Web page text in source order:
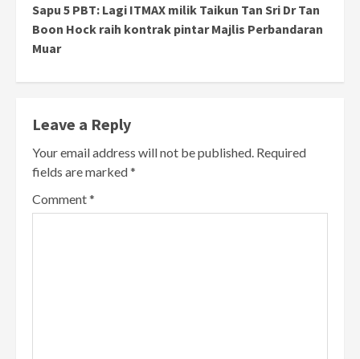
Sapu 5 PBT: Lagi ITMAX milik Taikun Tan Sri Dr Tan
Boon Hock raih kontrak pintar Majlis Perbandaran
Muar
Leave a Reply
Your email address will not be published. Required
fields are marked*
Comment*